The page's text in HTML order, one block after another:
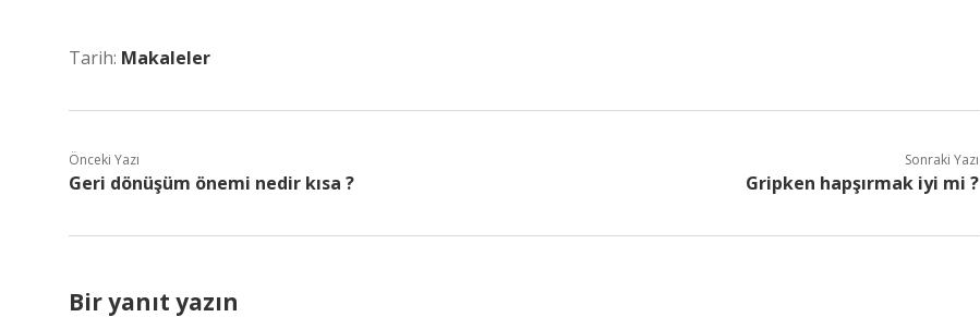
Tarih: Makaleler
Önceki Yazı
Geri dönüşüm önemi nedir kısa ?
Sonraki Yazı
Gripken hapşırmak iyi mi ?
Bir yanıt yazın